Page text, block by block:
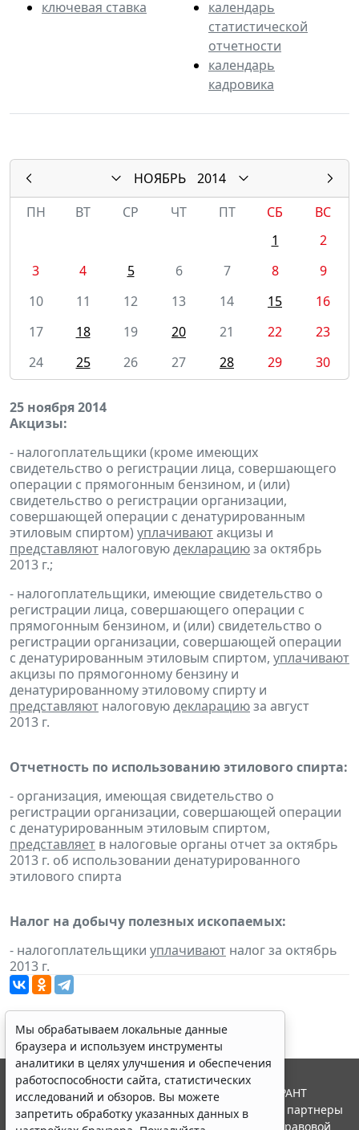
ключевая ставка
календарь
статистической
отчетности
календарь
кадровика
НОЯБРЬ
2014
ПН
ВТ СР ЧТ ПТ СБ
ВС
1
2
3
4 5 6 7 8
9
10
11 12 13 14 15
16
17
18 19 20 21 22
23
24
25 26 27 28 29 30
25 ноября 2014
Акцизы:
- налогоплательщики (кроме имеющих
свидетельство о регистрации лица, совершающего
операции с прямогонным бензином, и (или)
свидетельство о регистрации организации,
совершающей операции с денатурированным
этиловым спиртом) уплачиваютакцизы и
представляют налоговуюдекларациюза октябрь
2013 г.;
- налогоплательщики, имеющие свидетельство о
регистрации лица, совершающего операции с
прямогонным бензином, и (или) свидетельство о
регистрации организации, совершающей операции
с денатурированным этиловым спиртом, уплачивают
акцизы по прямогонному бензину и
денатурированному этиловому спирту и
представляют налоговуюдекларациюза август
2013 г.
Отчетность по использованию этилового спирта:
- организация, имеющая свидетельство о
регистрации организации, совершающей операции
с денатурированным этиловым спиртом,
представляет в налоговые органы отчет за октябрь
2013 г. об использовании денатурированного
этилового спирта
Налог на добычу полезных ископаемых:
- налогоплательщики уплачивают налог за октябрь
2013 г.
Мы обрабатываем локальные данные
браузера и используем инструменты
аналитики в целях улучшения и обеспечения
работоспособности сайта, статистических
исследований и обзоров. Вы можете
запретить обработку указанных данных в
© ООО "НПП "ГАРАНТ-СЕРВИС", 2026. Система ГАРАНТ
выпускается с 1990 года. Компания "Гарант" и ее партнеры
являются участниками Российской ассоциации правовой